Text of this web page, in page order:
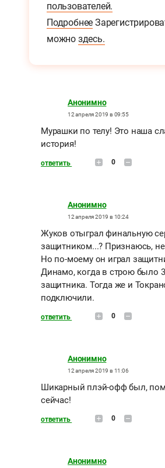
пользователей.
Подробнее
можно здесь.
Анонимно
12 апреля 2019 в 09:55
Мурашки по телу! Это наша
история!
ответить 0
Анонимно
12 апреля 2019 в 10:24
Жуков отыграл финальную
защитником...? Признаюсь,
Но по-моему он играл
Динамо, когда в строю было
защитника. Тогда же и
подключили.
ответить 0
Анонимно
12 апреля 2019 в 11:06
Шикарный плэй-офф был,
сейчас!
ответить 0
Анонимно